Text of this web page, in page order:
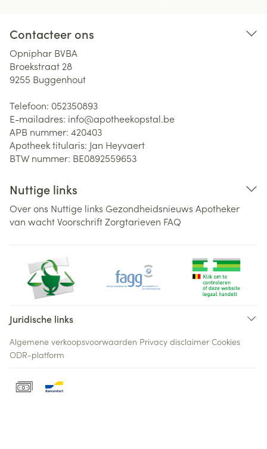
Contacteer ons
Opniphar BVBA
Broekstraat 28
9255 Buggenhout
Telefoon: 052350893
E-mailadres: info@apotheekopstal.be
APB nummer: 420403
Apotheek titularis: Jan Heyvaert
BTW nummer: BE0892559653
Nuttige links
Over ons Nuttige links Gezondheidsnieuws Apotheker
van wachtVoorschriftZorgtarieven FAQ
Juridische links
Algemene verkoopsvoorwaarden Privacy disclaimer Cookies
ODR-platform